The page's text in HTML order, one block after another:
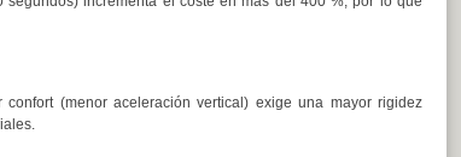
(menor aceleración vertical) exige una mayor rigidez